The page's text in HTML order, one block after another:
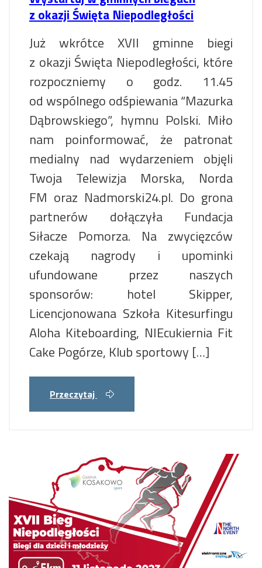
z okazji Święta Niepodległości
Już wkrótce XVII gminne biegi
z okazji Święta Niepodległości, które
rozpoczniemy o godz. 11.45
od wspólnego odśpiewania “Mazurka
Dąbrowskiego”, hymnu Polski. Miło
nam poinformować, że patronat
medialny nad wydarzeniem objęli
Twoja Telewizja Morska, Norda
FM oraz Nadmorski24.pl. Do grona
partnerów dołączyła Fundacja
Siłacze Pomorza. Na zwycięzców
czekają nagrody i upominki
ufundowane przez naszych
sponsorów: hotel Skipper,
Licencjonowana Szkoła Kitesurfingu
Aloha Kiteboarding, NIEcukiernia Fit
Cake Pogórze, Klub sportowy […]
Przeczytaj